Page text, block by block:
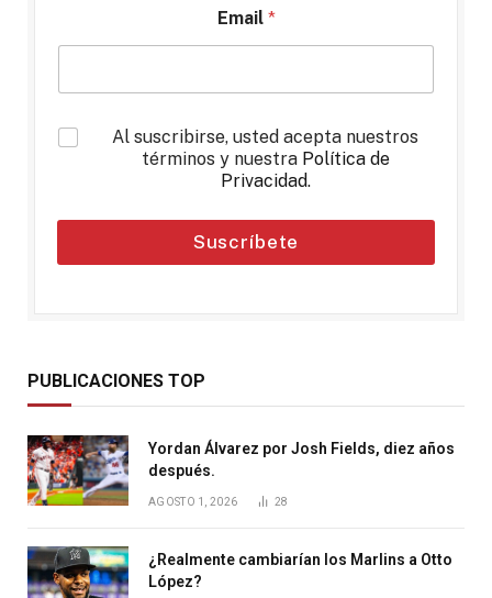
Email *
*
Al suscribirse, usted acepta nuestros
términos y nuestra Política de
Privacidad.
Suscríbete
PUBLICACIONES TOP
Yordan Álvarez por Josh Fields, diez años
después.
AGOSTO 1, 2026 28
¿Realmente cambiarían los Marlins a Otto
López?